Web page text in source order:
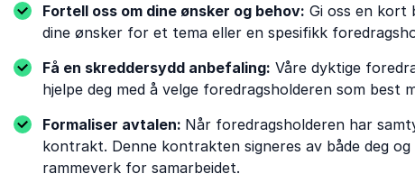
Fortell oss om dine ønsker og behov: Gi oss en kort
dine ønsker for et tema eller en spesifikk
Få en skreddersydd anbefaling: Våre dyktige
hjelpe deg med å velge foredragsholderen som best
Formaliser avtalen: Når foredragsholderen har
kontrakt. Denne kontrakten signeres av både deg
rammeverk for samarbeidet.